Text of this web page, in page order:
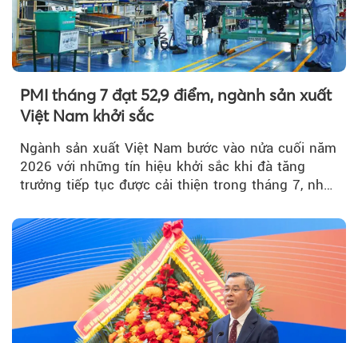
PMI tháng 7 đạt 52,9 điểm, ngành sản xuất
Việt Nam khởi sắc
Ngành sản xuất Việt Nam bước vào nửa cuối năm
2026 với những tín hiệu khởi sắc khi đà tăng
trưởng tiếp tục được cải thiện trong tháng 7, nhờ
nhiệt và niềm tin kinh doanh dần phục hồi.